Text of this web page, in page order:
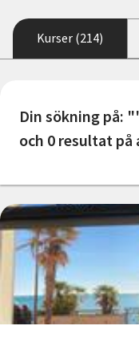
Starta studiecirkel
Cirkelledare
Nyheter
Avdelningar
Lyssna
Kurser (214)
Din sökning på:
och 0 resultat